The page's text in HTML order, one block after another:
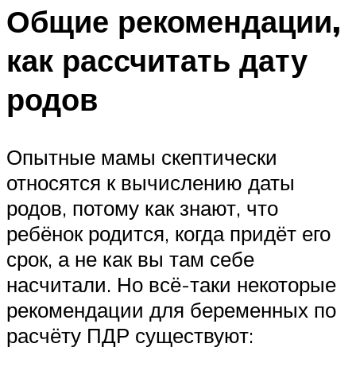
Общие рекомендации,
как рассчитать дату
родов
Опытные мамы скептически
относятся к вычислению даты
родов, потому как знают, что
ребёнок родится, когда придёт его
срок, а не как вы там себе
насчитали. Но всё-таки некоторые
рекомендации для беременных по
расчёту ПДР существуют: